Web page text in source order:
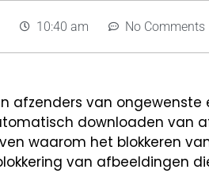
10:40 am No Comments
afzenders van
downloaden van
waarom het blokkeren
van afbeeldingen